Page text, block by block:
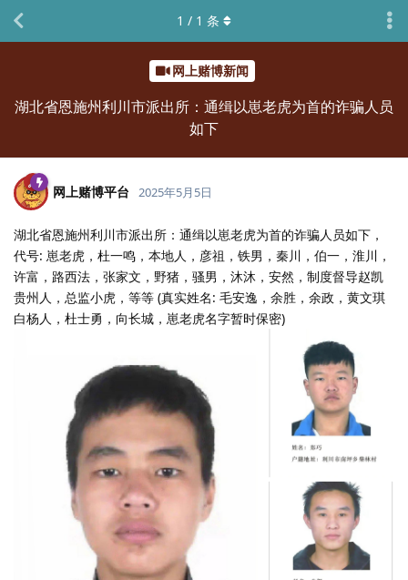
网上赌博新闻
湖北省恩施州利川市派出所：通缉以崽老虎为首的诈骗人员
如下
1 / 1 条
网上赌博平台 2025年5月5日
湖北省恩施州利川市派出所：通缉以崽老虎为首的诈骗人员如下，
代号: 崽老虎，杜一鸣，本地人，彦祖，铁男，秦川，伯一，淮川，
许富，路西法，张家文，野猪，骚男，沐沐，安然，制度督导赵凯
贵州人，总监小虎，等等 (真实姓名: 毛安逸，余胜，余政，黄文琪
白杨人，杜士勇，向长城，崽老虎名字暂时保密)